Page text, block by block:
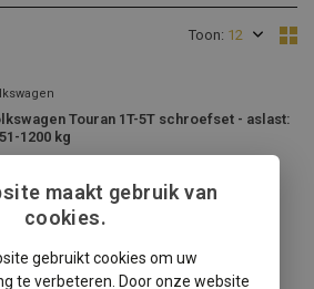
Toon:
Touran 1T-5T schroefset - aslast:
1200 kg
maakt gebruik van
cookies.
gebruikt cookies om uw
te verbeteren. Door onze website